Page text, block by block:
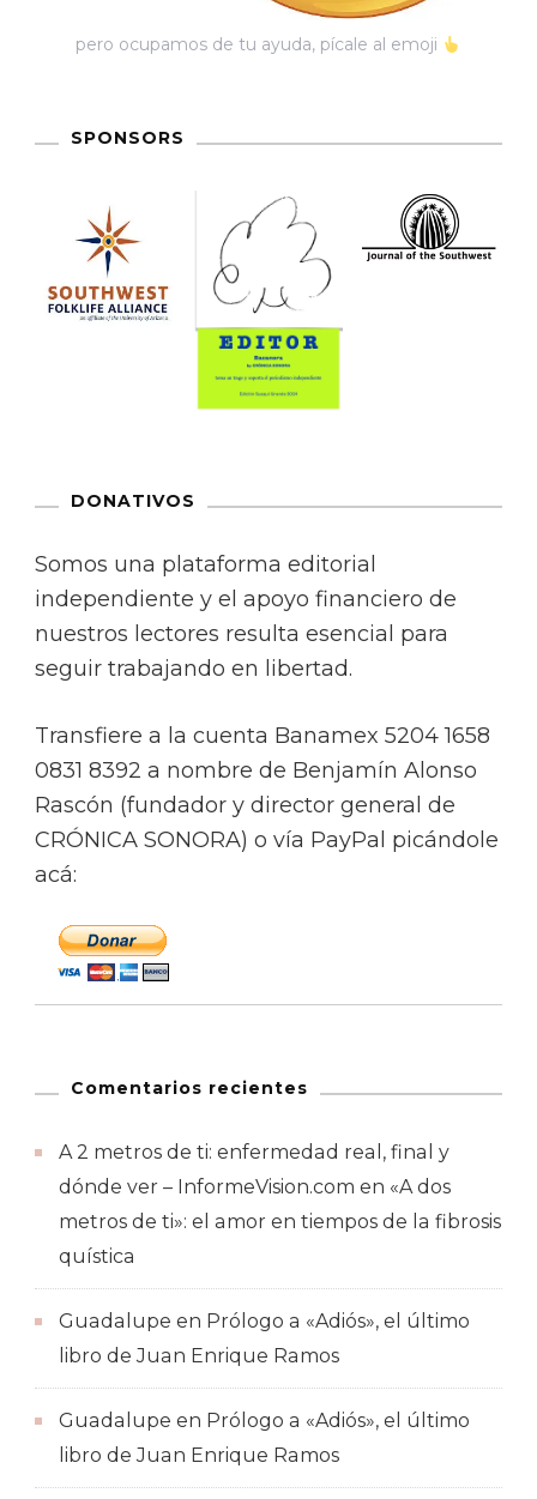
pero ocupamos de tu ayuda, pícale al emoji
SPONSORS
DONATIVOS
Somos una plataforma editorial
independiente y el apoyo financiero de
nuestros lectores resulta esencial para
seguir trabajando en libertad.
Transfiere a la cuenta Banamex 5204 1658
0831 8392 a nombre de Benjamín Alonso
Rascón (fundador y director general de
CRÓNICA SONORA) o vía PayPal picándole
acá:
Comentarios recientes
A 2 metros de ti: enfermedad real, final y
dónde ver – InformeVision.com en «A dos
metros de ti»: el amor en tiempos de la fibrosis
quística
Guadalupe en Prólogo a «Adiós», el último
libro de Juan Enrique Ramos
Guadalupe en Prólogo a «Adiós», el último
libro de Juan Enrique Ramos